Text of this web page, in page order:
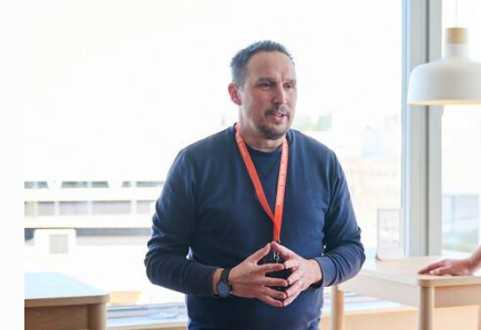
取消